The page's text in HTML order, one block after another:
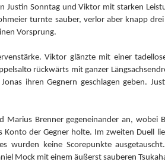
Justin Sonntag und Viktor mit starken
turnte sauber, verlor aber knapp
Vorsprung.
Viktor glänzte mit einer
rückwärts mit ganzer
ihren Gegnern geschlagen geben.
Marius Brenner gegeneinander an, wobei
der Gegner holte. Im zweiten Duell
wurden keine Scorepunkte
Mock mit einem äußerst sauberen